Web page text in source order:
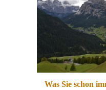
Was Sie schon